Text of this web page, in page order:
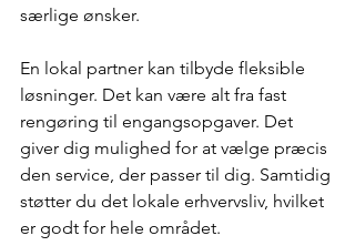
særlige ønsker.
En lokal partner kan tilbyde fleksible
løsninger. Det kan være alt fra fast
rengøring til engangsopgaver. Det
giver dig mulighed for at vælge præcis
den service, der passer til dig. Samtidig
støtter du det lokale erhvervsliv, hvilket
er godt for hele området.